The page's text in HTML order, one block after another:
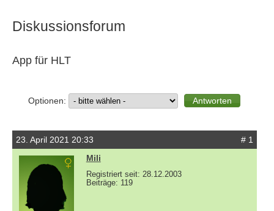
Diskussionsforum
App für HLT
Optionen:
23. April 2021 20:33
# 1
Mili
Registriert seit: 28.12.2003
Beiträge: 119